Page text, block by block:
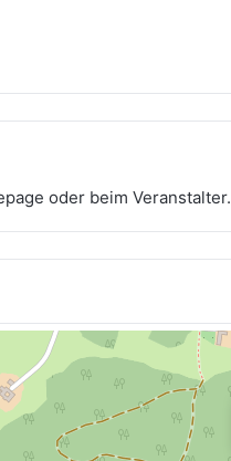
oder beim Veranstalter.